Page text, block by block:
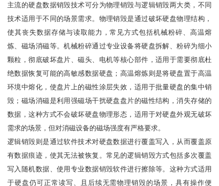
主流的硬盘数据销毁技术可分为物理销毁与逻辑销毁两大类，不同
技术适用于不同的场景需求。物理销毁是通过破坏硬盘物理结构，
使其丧失数据存储与读取能力，常见方式包括机械粉碎、高温熔
炼、磁场消磁等。机械粉碎通过专业设备将硬盘拆解、粉碎为细小
颗粒，彻底破坏盘片、磁头、电机等核心部件，适用于需要彻底杜
绝数据恢复可能的高敏感数据硬盘；高温熔炼则是将硬盘置于高温
环境中熔化，使盘片上的磁性涂层失效，适用于批量硬盘的集中销
毁；磁场消磁是利用强磁场干扰硬盘盘片的磁性结构，消失存储的
数据，这种方式不会破坏硬盘物理形态，适用于对硬盘外观无破坏
需求的场景，但对消磁设备的磁场强度有严格要求。
逻辑销毁则是通过软件技术对硬盘数据进行覆盖写入，从而覆盖原
有数据痕迹，使其无法被恢复。常见的逻辑销毁方式包括多次覆盖
写入随机数据、使用专业数据销毁软件进行擦除等。这种方式适用
于硬盘仍可正常读写、且后续无需物理销毁的场景，具有操作便